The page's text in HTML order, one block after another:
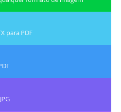
para PDF